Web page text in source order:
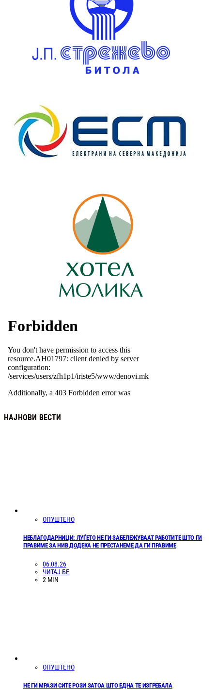
НАЈНОВИ ВЕСТИ
ОПУШТЕНО
НЕБЛАГОДАРНИЦИ: ЛУЃЕТО НЕ ГИ ЗАБЕЛЕЖУВААТ РАБОТИТЕ ШТО ГИ
ПРАВИМЕ ЗА НИВ ДОДЕКА НЕ ПРЕСТАНЕМЕ ДА ГИ ПРАВИМЕ
06.08.26
ЧИТАЈ БЕ
2 MIN
ОПУШТЕНО
НЕ ГИ МРАЗИ СИТЕ РОЗИ ЗАТОА ШТО ЕДНА ТЕ ИЗГРЕБАЛА